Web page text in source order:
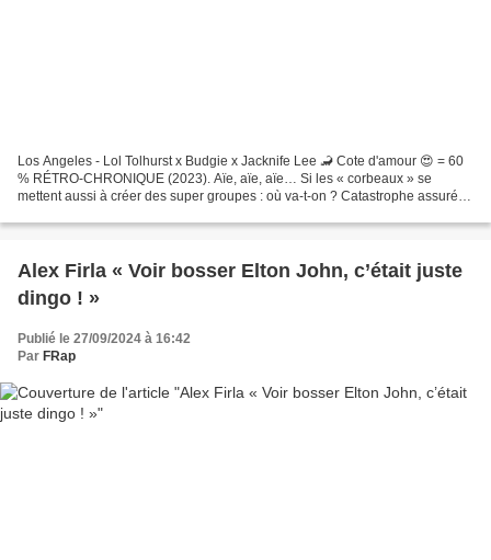
Los Angeles - Lol Tolhurst x Budgie x Jacknife Lee 🦂 Cote d'amour 😍 = 60
% RÉTRO-CHRONIQUE (2023). Aïe, aïe, aïe… Si les « corbeaux » se
mettent aussi à créer des super groupes : où va-t-on ? Catastrophe assurée
Alex Firla « Voir bosser Elton John, c’était juste
dingo ! »
Publié le 27/09/2024 à 16:42
Par FRap